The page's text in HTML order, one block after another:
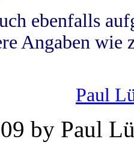
ebenfalls
Angaben wie
Paul
by Paul